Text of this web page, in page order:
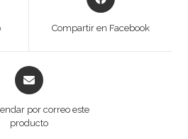
Compartir en Facebook
por correo este
producto